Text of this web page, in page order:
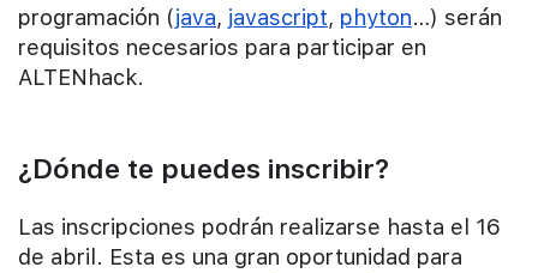
programación (java, javascript, phyton…) serán
requisitos necesarios para participar en
ALTENhack.
¿Dónde te puedes inscribir?
Las inscripciones podrán realizarse hasta el 16
de abril. Esta es una gran oportunidad para